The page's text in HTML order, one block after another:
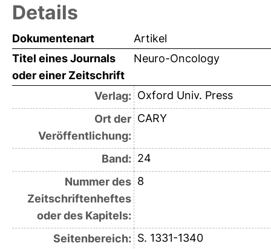
Details
Dokumentenart
Artikel
Titel eines Journals
oder einer Zeitschrift
Neuro-Oncology
Verlag: Oxford Univ. Press
Ort der
Veröffentlichung:
CARY
Band: 24
Nummer des
Zeitschriftenheftes
oder des Kapitels:
8
Seitenbereich: S. 1331-1340